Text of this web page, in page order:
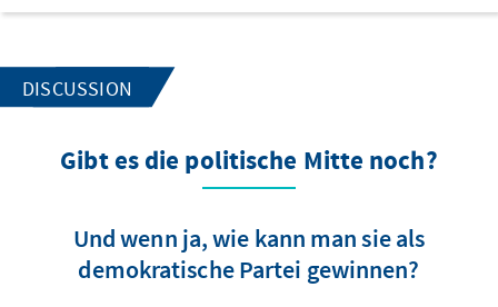
DISCUSSION
Gibt es die politische Mitte noch?
Und wenn ja, wie kann man sie als
demokratische Partei gewinnen?